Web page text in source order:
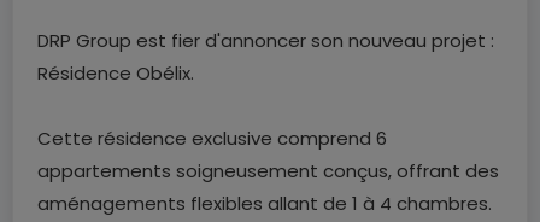
DRP Group est fier d'annoncer son nouveau projet :
Résidence Obélix.
Cette résidence exclusive comprend 6
appartements soigneusement conçus, offrant des
aménagements flexibles allant de 1 à 4 chambres.